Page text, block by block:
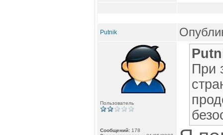
Putnik
Пользователь
Сообщений: 178
При